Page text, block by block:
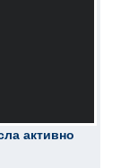
активно